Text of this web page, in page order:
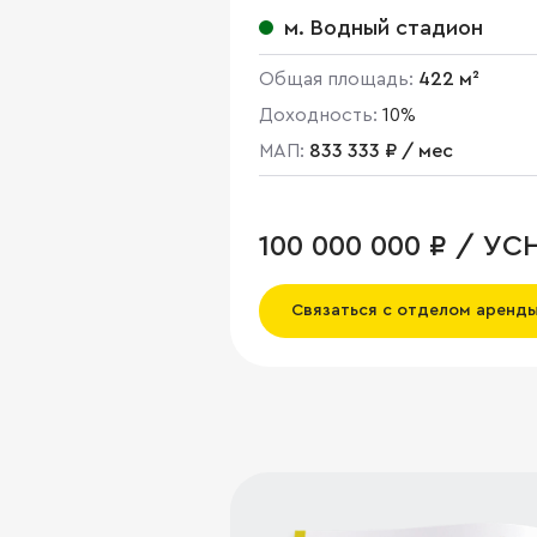
корп. А
м. Водный стадион
Общая площадь: 422 м²
Доходность: 10%
МАП: 833 333 ₽ / мес
100 000 000 ₽ /
Связаться с отделом